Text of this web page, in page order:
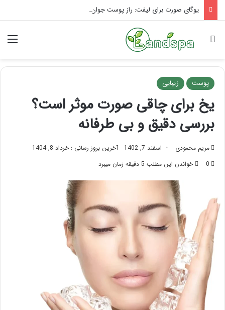
یوگای صورت برای لیفت: راز پوست جوان
جستجو برای
پوست زیبایی
یخ برای چاقی صورت موثر است؟
بررسی دقیق و بی طرفانه
مریم محمودی اسفند 7, 1402
آخرین بروز رسانی : خرداد 8, 1404
0
خواندن این مطلب 5 دقیقه زمان میبرد